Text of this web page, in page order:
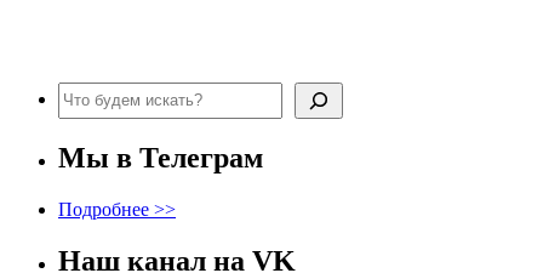
Поиск
Мы в Телеграм
Подробнее >>
Наш канал на VK